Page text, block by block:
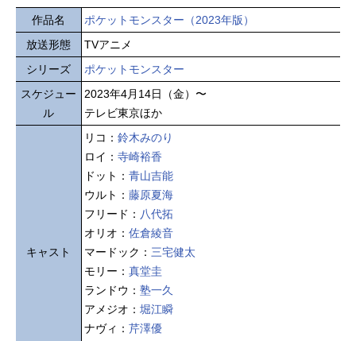
作品名
ポケットモンスター（2023年版）
放送形態
TVアニメ
シリーズ
ポケットモンスター
スケジュー
ル
2023年4月14日（金）〜
テレビ東京ほか
キャスト
リコ： 鈴木みのり
ロイ： 寺崎裕香
ドット： 青山吉能
ウルト： 藤原夏海
フリード： 八代拓
オリオ： 佐倉綾音
マードック： 三宅健太
モリー： 真堂圭
ランドウ： 塾一久
アメジオ： 堀江瞬
ナヴィ： 芹澤優